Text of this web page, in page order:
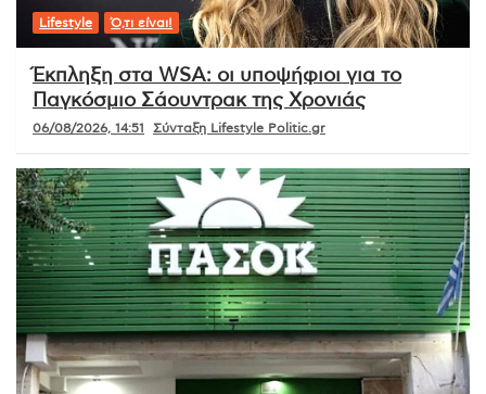
Lifestyle Ό,τι είναι!
Έκπληξη στα WSA: οι υποψήφιοι για το
Παγκόσμιο Σάουντρακ της Χρονιάς
06/08/2026, 14:51 Σύνταξη Lifestyle Politic.gr